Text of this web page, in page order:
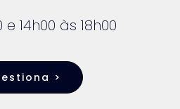
e 14h00 às 18h00
>